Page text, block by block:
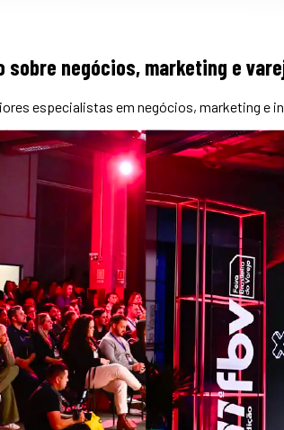
sobre negócios, marketing e
especialistas em negócios, marketing e